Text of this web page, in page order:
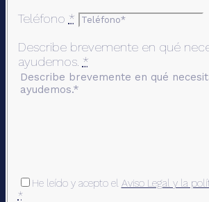
Teléfono *
Describe brevemente en qué
ayudemos. *
He leído y acepto el Aviso Legal y la
*